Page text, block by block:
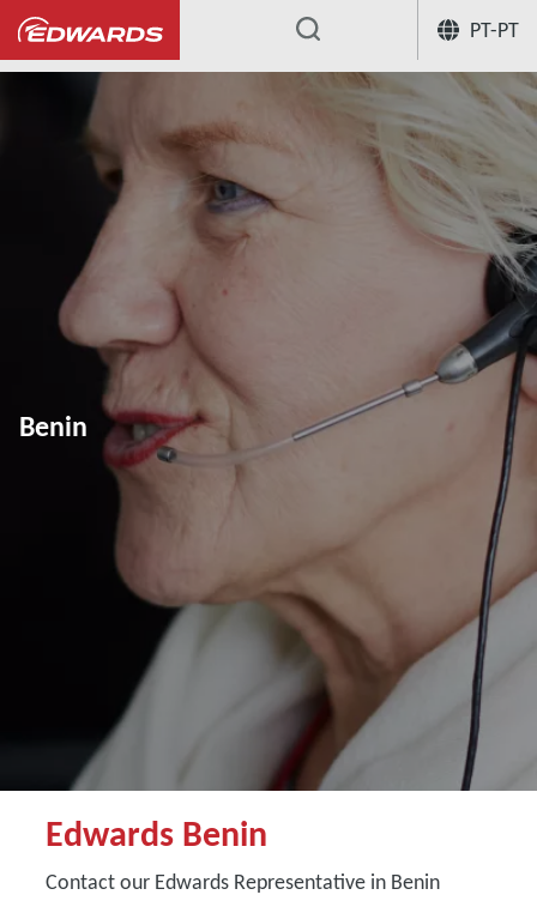
PT-PT
...
Benin
Edwards Benin
Contact our Edwards Representative in Benin